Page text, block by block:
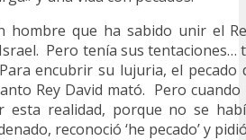
hombre que ha sabido unir el
Pero tenía sus tentaciones…
encubrir su lujuria, el pecado
Rey David mató. Pero
esta realidad, porque no se
reconoció ‘he pecado’ y